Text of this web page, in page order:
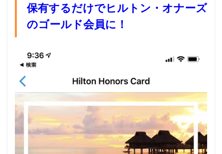
保有するだけでヒルトン・オナーズ
のゴールド会員に！